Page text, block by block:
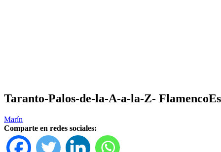
Taranto-Palos-de-la-A-a-la-Z-
Marín
Comparte en redes sociales: